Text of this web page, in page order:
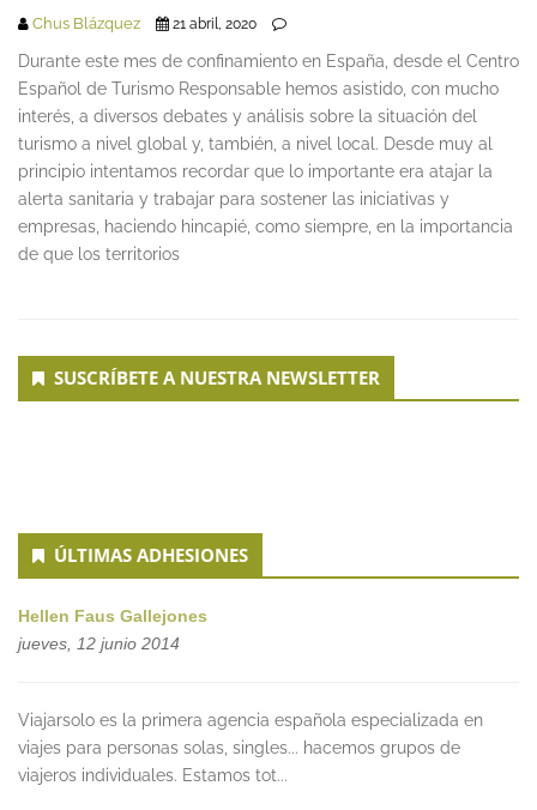
Chus Blázquez 21 abril, 2020
Durante este mes de confinamiento en España, desde el Centro
Español de Turismo Responsable hemos asistido, con mucho
interés, a diversos debates y análisis sobre la situación del
turismo a nivel global y, también, a nivel local. Desde muy al
principio intentamos recordar que lo importante era atajar la
alerta sanitaria y trabajar para sostener las iniciativas y
empresas, haciendo hincapié, como siempre, en la importancia
de que los territorios
SUSCRÍBETE A NUESTRA NEWSLETTER
ÚLTIMAS ADHESIONES
Hellen Faus Gallejones
jueves, 12 junio 2014
Viajarsolo es la primera agencia española especializada en
viajes para personas solas, singles... hacemos grupos de
viajeros individuales. Estamos tot...